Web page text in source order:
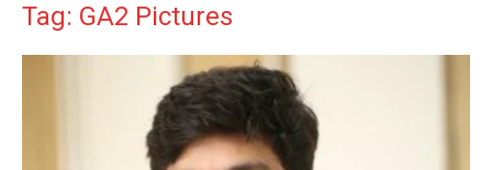
Tag: GA2 Pictures